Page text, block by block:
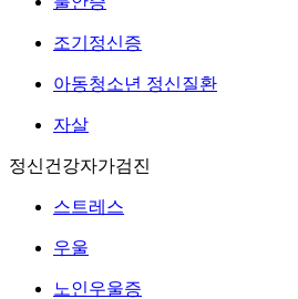
조기정신증
아동청소년 정신질환
자살
정신건강자가검진
스트레스
우울
노인우울증